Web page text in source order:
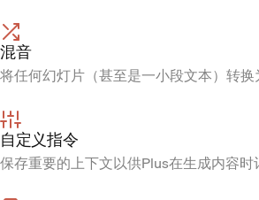
混音
将任何幻灯片（甚至是一小段文本）转换
自定义指令
保存重要的上下文以供Plus在生成内容时